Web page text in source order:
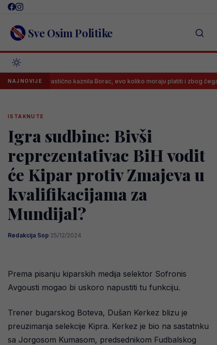
Skip
content Sve Osim Politike
NAJNOVIJE
drastično kaznila Borac, evo koliko moraju platiti i zbog čega
ISTAKNUTE
Igra sudbine: Bivši
reprezentativac BiH vodit
će Kipar protiv Zmajeva u
kvalifikacijama za
Mundijal?
Redakcija Sop·25/12/2024
Prema pisanju kiparskih medija selektor Sofronis
Avgousti mogao bi uskoro napustiti tu funkciju.
Trener bugarskog Boteva, Dušan Kerkez blizu je
preuzimanja selekcije Kipra. Kerkez je bio na sastatnku
sa Jorgosom Kumasom, predsednikom Fudbalskog